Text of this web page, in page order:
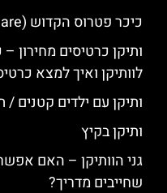
כיכר פטרוס הקדוש (St. Peter’s Square)
ותיקן כרטיסים מחירון
לוותיקן ואיך למצא
ותיקן עם ילדים קטנים /
ותיקן בקיץ
גני הוותיקן – האם
שחייבים מדריך?